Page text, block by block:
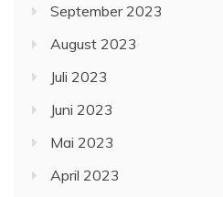
September 2023
August 2023
Juli 2023
Juni 2023
Mai 2023
April 2023